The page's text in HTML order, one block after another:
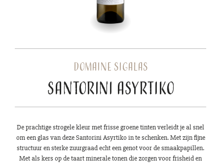
Domaine Sigalas
Santorini Asyrtiko
De prachtige strogele kleur met frisse groene tinten verleidt je al snel
om een glas van deze Santorini Asyrtiko in te schenken. Met zijn fijne
structuur en sterke zuurgraad echt een genot voor de smaakpapillen.
Met als kers op de taart minerale tonen die zorgen voor frisheid en